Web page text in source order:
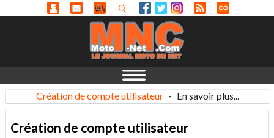
Création de compte utilisateur - En savoir plus...
Création de compte utilisateur